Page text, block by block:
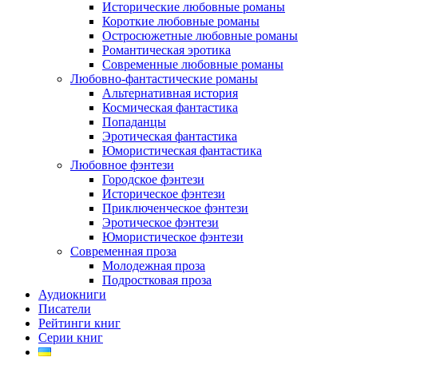
Исторические любовные романы
Короткие любовные романы
Остросюжетные любовные романы
Романтическая эротика
Современные любовные романы
Любовно-фантастические романы
Альтернативная история
Космическая фантастика
Попаданцы
Эротическая фантастика
Юмористическая фантастика
Любовное фэнтези
Городское фэнтези
Историческое фэнтези
Приключенческое фэнтези
Эротическое фэнтези
Юмористическое фэнтези
Современная проза
Молодежная проза
Подростковая проза
Аудиокниги
Писатели
Рейтинги книг
Серии книг